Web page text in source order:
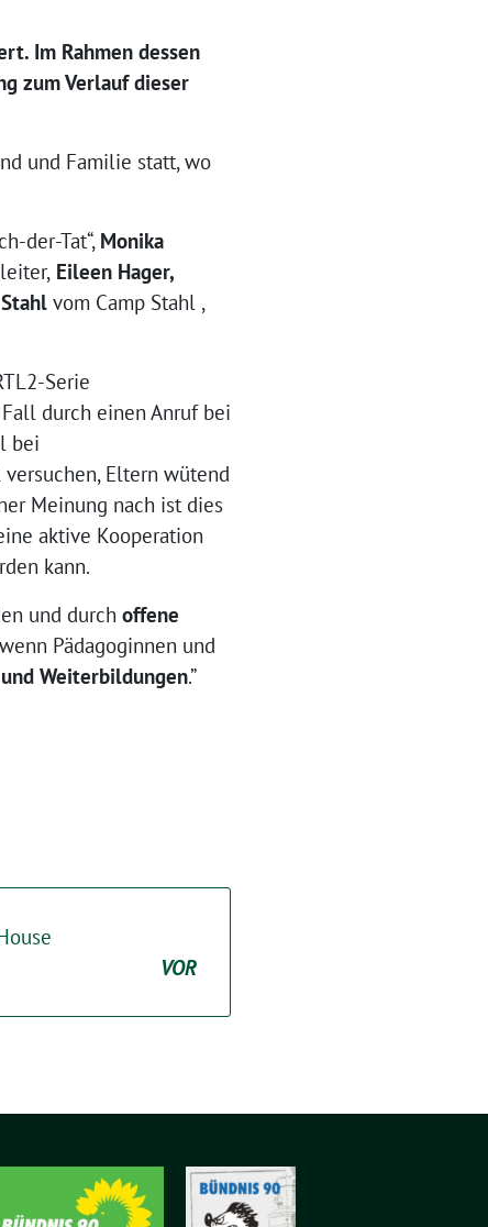
Im Rahmen dessen
zum Verlauf dieser
und Familie statt, wo
der-Tat“, Monika
Eileen Hager,
vom Camp Stahl ,
Serie
durch einen Anruf bei
bei
Eltern wütend
Meinung nach ist dies
aktive Kooperation
kann.
und durch offene
Pädagoginnen und
Weiterbildungen.”
VOR